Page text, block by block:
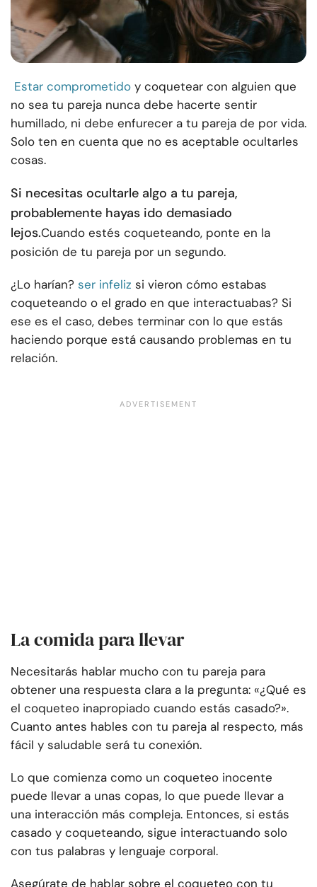
Estar comprometido y coquetear con alguien que
no sea tu pareja nunca debe hacerte sentir
humillado, ni debe enfurecer a tu pareja de por vida.
Solo ten en cuenta que no es aceptable ocultarles
cosas.
Si necesitas ocultarle algo a tu pareja,
probablemente hayas ido demasiado
lejos.Cuando estés coqueteando, ponte en la
posición de tu pareja por un segundo.
¿Lo harían? ser infeliz si vieron cómo estabas
coqueteando o el grado en que interactuabas? Si
ese es el caso, debes terminar con lo que estás
haciendo porque está causando problemas en tu
relación.
La comida para llevar
Necesitarás hablar mucho con tu pareja para
obtener una respuesta clara a la pregunta: «¿Qué es
el coqueteo inapropiado cuando estás casado?».
Cuanto antes hables con tu pareja al respecto, más
fácil y saludable será tu conexión.
Lo que comienza como un coqueteo inocente
puede llevar a unas copas, lo que puede llevar a
una interacción más compleja. Entonces, si estás
casado y coqueteando, sigue interactuando solo
con tus palabras y lenguaje corporal.
Asegúrate de hablar sobre el coqueteo con tu